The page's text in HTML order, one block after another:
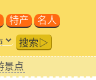
特产 名人
搜索▷
景点